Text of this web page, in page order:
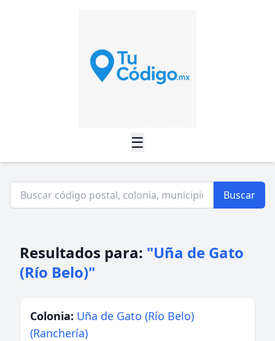
☰
Buscar
Resultados para: "Uña de Gato
(Río Belo)"
Colonia: Uña de Gato (Río Belo)
(Ranchería)